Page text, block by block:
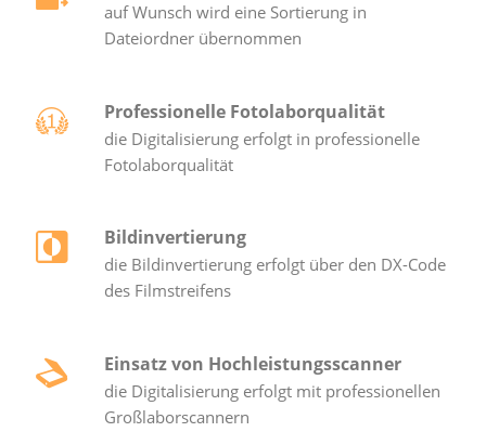
auf Wunsch wird eine Sortierung in
Dateiordner übernommen
Professionelle Fotolaborqualität
die Digitalisierung erfolgt in professionelle
Fotolaborqualität
Bildinvertierung
die Bildinvertierung erfolgt über den DX-Code
des Filmstreifens
Einsatz von Hochleistungsscanner
die Digitalisierung erfolgt mit professionellen
Großlaborscannern